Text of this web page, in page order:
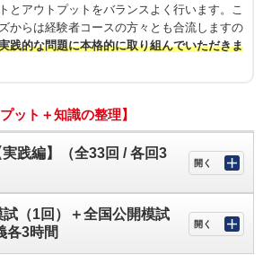
とアウトプットをバランスよく行います。こ
からは経験者コースの方々とも合流しますの
践的な問題に本格的に取り組んでいただきま
ット＋知識の整理】
践編】（全33回 / 各回3
（1回）＋全国公開模試
各3時間